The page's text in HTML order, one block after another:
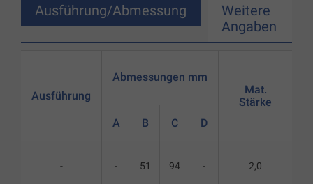
Ausführung/Abmessung
Weitere
Angaben
Ausführung
-
Abmessungen mm
A B C D
- 51 94 -
Mat.
Stärke
2,0